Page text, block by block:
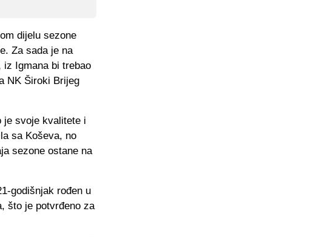
dijelu sezone
Za sada je na
Igmana bi trebao
NK Široki Brijeg
je svoje kvalitete i
sa Koševa, no
sezone ostane na
godišnjak rođen u
što je potvrđeno za